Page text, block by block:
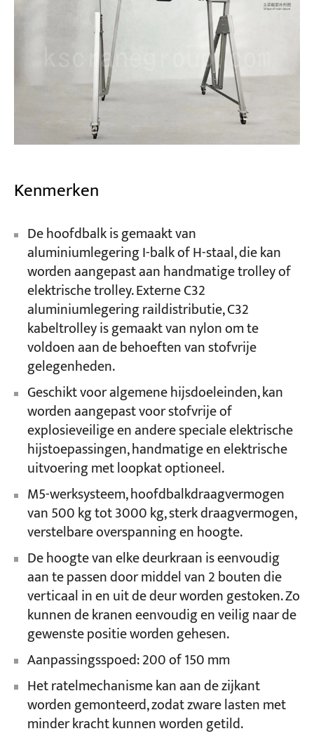
Kenmerken
De hoofdbalk is gemaakt van
aluminiumlegering I-balk of H-staal, die kan
worden aangepast aan handmatige trolley of
elektrische trolley. Externe C32
aluminiumlegering raildistributie, C32
kabeltrolley is gemaakt van nylon om te
voldoen aan de behoeften van stofvrije
gelegenheden.
Geschikt voor algemene hijsdoeleinden, kan
worden aangepast voor stofvrije of
explosieveilige en andere speciale elektrische
hijstoepassingen, handmatige en elektrische
uitvoering met loopkat optioneel.
M5-werksysteem, hoofdbalkdraagvermogen
van 500 kg tot 3000 kg, sterk draagvermogen,
verstelbare overspanning en hoogte.
De hoogte van elke deurkraan is eenvoudig
aan te passen door middel van 2 bouten die
verticaal in en uit de deur worden gestoken. Zo
kunnen de kranen eenvoudig en veilig naar de
gewenste positie worden gehesen.
Aanpassingsspoed: 200 of 150 mm
Het ratelmechanisme kan aan de zijkant
worden gemonteerd, zodat zware lasten met
minder kracht kunnen worden getild.